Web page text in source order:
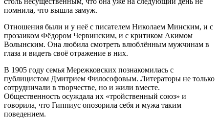
помнила, что вышла замуж.
Отношения были и у неё с писателем Николаем Минским, и с
прозаиком Фёдором Червинским, и с критиком Акимом
Волынским. Она любила смотреть влюблённым мужчинам в
глаза и видеть своё отражение в них.
В 1905 году семья Мережковских познакомилась с
публицистом Дмитрием Философовым. Литераторы не только
сотрудничали в творчестве, но и жили вместе.
Общественность осуждала их «тройственный союз» и
говорила, что Гиппиус опозорила себя и мужа таким
поведением.